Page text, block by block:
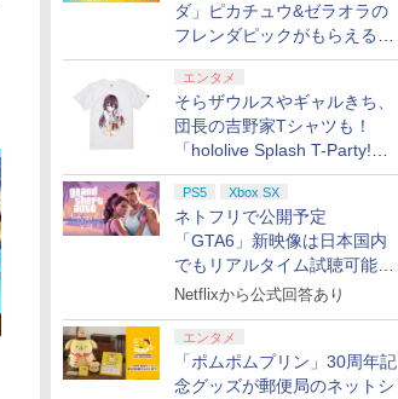
ダ」ピカチュウ&ゼラオラの
フレンダピックがもらえるキ
ャンペーン開催！
エンタメ
そらザウルスやギャルきち、
団長の吉野家Tシャツも！
「hololive Splash T-Party!」
全Tシャツラインナップ公開
＆オンライン販売開始
PS5 Xbox SX
ネトフリで公開予定
「GTA6」新映像は日本国内
でもリアルタイム試聴可能。
しかも日本語字幕付き
Netflixから公式回答あり
エンタメ
「ポムポムプリン」30周年記
念グッズが郵便局のネットシ